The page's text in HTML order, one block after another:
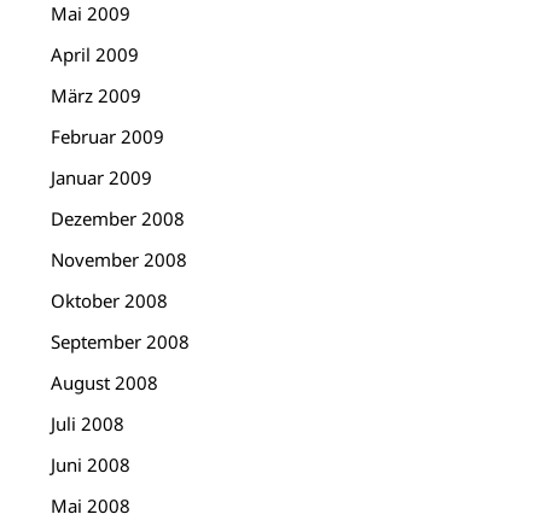
Mai 2009
April 2009
März 2009
Februar 2009
Januar 2009
Dezember 2008
November 2008
Oktober 2008
September 2008
August 2008
Juli 2008
Juni 2008
Mai 2008